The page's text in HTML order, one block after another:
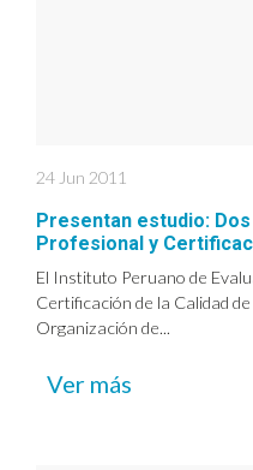
24 Jun 2011
Presentan estudio:
Profesional y
El Instituto Peruano de
Certificación de la Calidad
Organización de...
Ver más